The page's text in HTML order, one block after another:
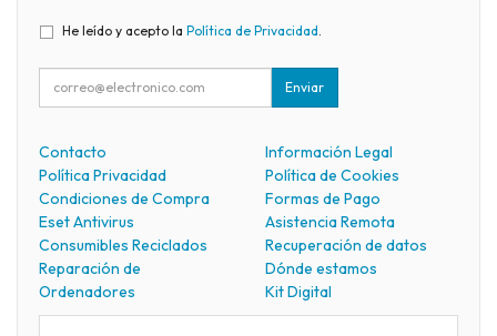
He leído y acepto la Política de Privacidad
Enviar
Contacto
Información Legal
Política Privacidad
Política de Cookies
Condiciones de Compra
Formas de Pago
Eset Antivirus
Asistencia Remota
Consumibles Reciclados
Recuperación de datos
Reparación de
Ordenadores
Dónde estamos
Kit Digital